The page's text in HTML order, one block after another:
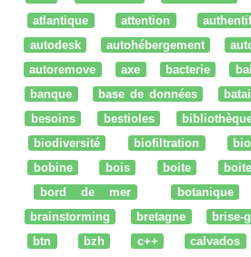
atlantique
attention
autodesk
autohébergement
autoremove
axe bacterie
banque
base de données
besoins
bestioles
biodiversité
biofiltration
bobine
bois boite
bord de mer
botanique
brainstorming
bretagne brise-
btn
bzh c++ calvados